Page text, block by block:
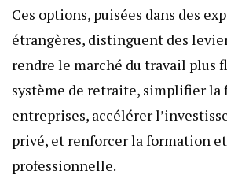
Ces options, puisées dans des
étrangères, distinguent des
rendre le marché du travail plus
système de retraite, simplifier la
entreprises, accélérer
privé, et renforcer la formation
professionnelle.